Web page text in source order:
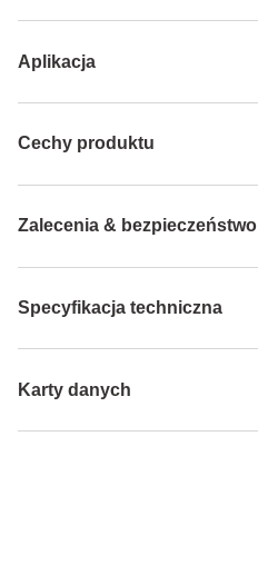
Aplikacja
Cechy produktu
Zalecenia & bezpieczeństwo
Specyfikacja techniczna
Karty danych